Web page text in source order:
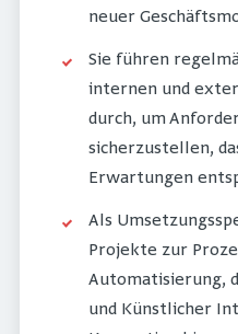
neuer
Sie führen
internen und
durch, um
sicherzustellen,
Erwartungen
Als
Projekte zur
Automatisierung,
und Künstlicher